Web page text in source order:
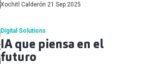
Xochitl Calderón 21 Sep 2025
Digital Solutions
IA que piensa en el
futuro